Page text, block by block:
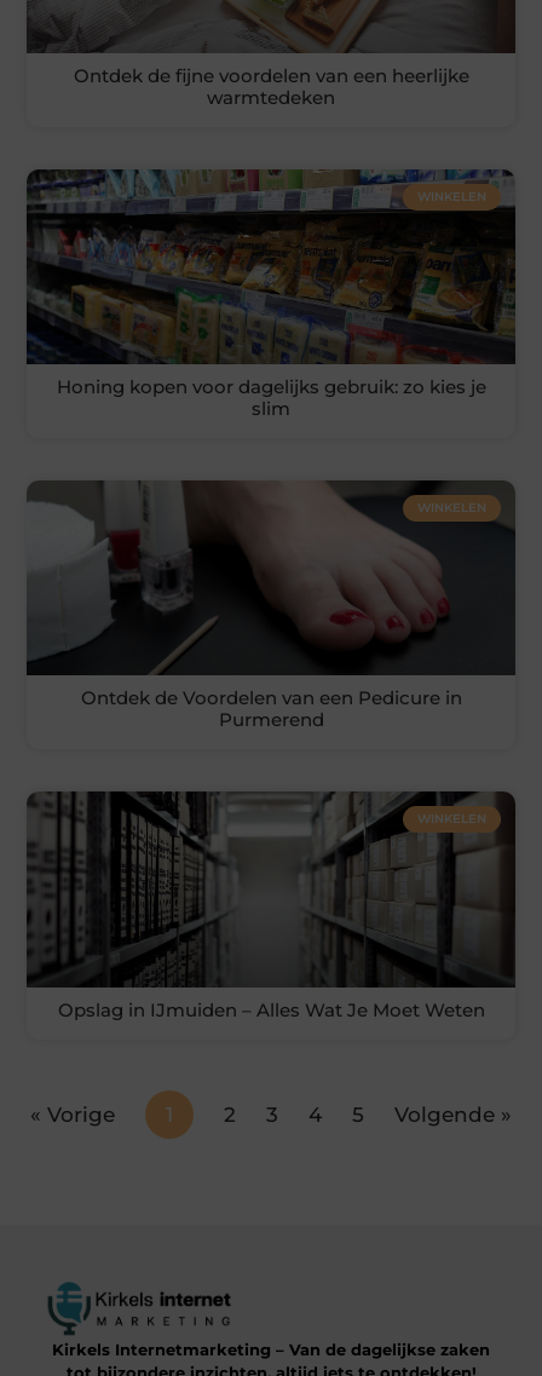
Ontdek de fijne voordelen van een heerlijke
warmtedeken
WINKELEN
Honing kopen voor dagelijks gebruik: zo kies je
slim
WINKELEN
Ontdek de Voordelen van een Pedicure in
Purmerend
WINKELEN
Opslag in IJmuiden – Alles Wat Je Moet Weten
« Vorige 1 2 3 4 5 Volgende »
Kirkels Internetmarketing – Van de dagelijkse zaken
tot bijzondere inzichten, altijd iets te ontdekken!